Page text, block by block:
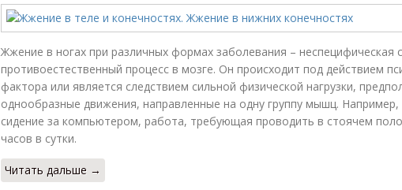
Жжение в ногах при различных формах заболевания – неспецифическая
противоестественный процесс в мозге. Он происходит под действием
фактора или является следствием сильной физической нагрузки,
однообразные движения, направленные на одну группу мышц. Например,
сидение за компьютером, работа, требующая проводить в стоячем
часов в сутки.
Читать дальше →